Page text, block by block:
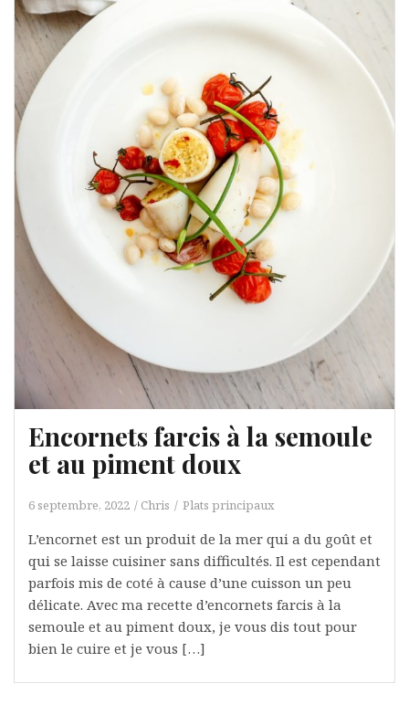
Encornets farcis à la semoule
et au piment doux
6 septembre, 2022 Chris Plats principaux
L’encornet est un produit de la mer qui a du goût et
qui se laisse cuisiner sans difficultés. Il est cependant
parfois mis de coté à cause d’une cuisson un peu
délicate. Avec ma recette d’encornets farcis à la
semoule et au piment doux, je vous dis tout pour
bien le cuire et je vous […]